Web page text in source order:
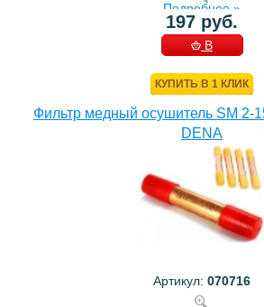
Подробнее »
197 руб.
В
КУПИТЬ В 1 КЛИК
Фильтр медный осушитель SM 2-
DENA
Артикул: 070716